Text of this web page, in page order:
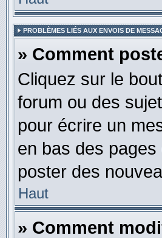
PROBLÈMES LIÉS AUX ENVOIS DE
» Comment
Cliquez sur le
forum ou des
pour écrire un
en bas des
poster des
Haut
» Comment